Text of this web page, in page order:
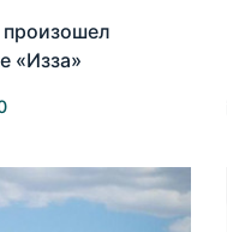
произошел
«Изза»